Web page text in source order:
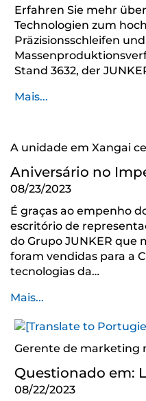
Erfahren Sie mehr
Technologien zum
Präzisionsschleifen
Stand 3632, der
Mais...
A unidade em Xangai
Aniversário no
08/23/2023
É graças ao empenho
escritório de
do Grupo JUNKER que
foram vendidas para a
tecnologias da…
Mais...
Gerente de marketing
Questionado em:
08/22/2023